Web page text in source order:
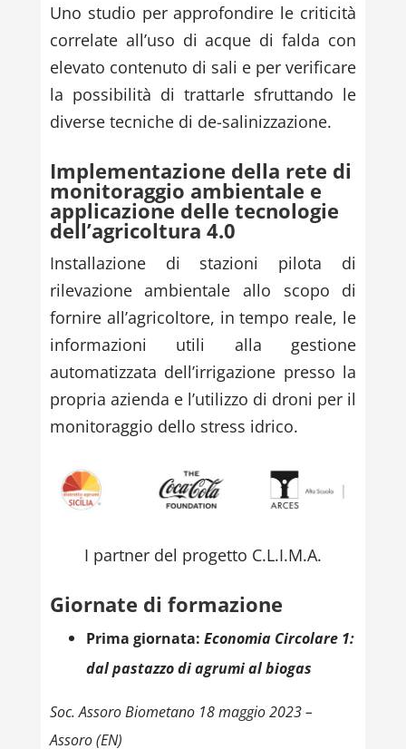
Uno studio per approfondire le criticità
correlate all’uso di acque di falda con
elevato contenuto di sali e per verificare
la possibilità di trattarle sfruttando le
diverse tecniche di de-salinizzazione.
Implementazione della rete di
monitoraggio ambientale e
applicazione delle tecnologie
dell’agricoltura 4.0
Installazione di stazioni pilota di
rilevazione ambientale allo scopo di
fornire all’agricoltore, in tempo reale, le
informazioni utili alla gestione
automatizzata dell’irrigazione presso la
propria azienda e l’utilizzo di droni per il
monitoraggio dello stress idrico.
I partner del progetto C.L.I.M.A.
Giornate di formazione
Prima giornata: Economia Circolare 1:
dal pastazzo di agrumi al biogas
Soc. Assoro Biometano 18 maggio 2023 –
Assoro (EN)